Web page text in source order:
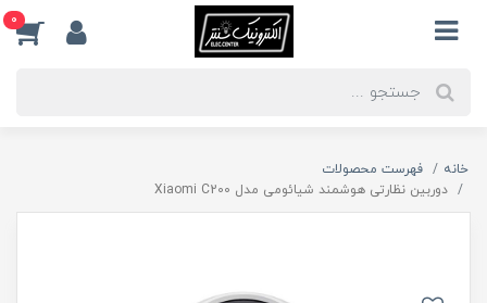
0
خانه
فهرست محصولات
دوربین نظارتی هوشمند شیائومی مدل Xiaomi C200